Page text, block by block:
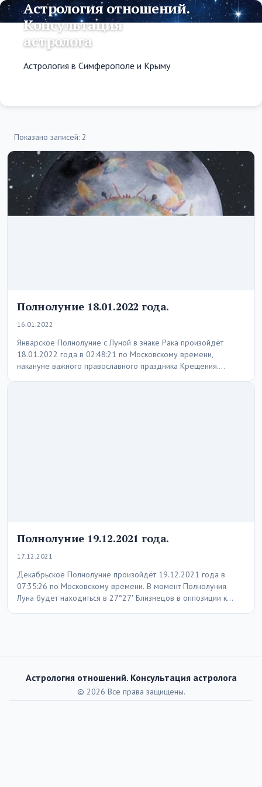
Астрология отношений.
Консультация
астролога
Астрология в Симферополе и Крыму
Показано записей: 2
Полнолуние 18.01.2022 года.
16.01.2022
Январское Полнолуние с Луной в знаке Рака произойдёт
18.01.2022 года в 02:48:21 по Московскому времени,
накануне важного православного праздника Крещения.
Полнолуние 19.12.2021 года.
17.12.2021
Декабрьское Полнолуние произойдёт 19.12.2021 года в
07:35:26 по Московскому времени. В момент Полнолуния
Луна будет находиться в 27°27′ Близнецов в оппозиции к…
Астрология отношений. Консультация астролога
© 2026 Все права защищены.